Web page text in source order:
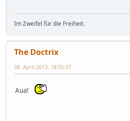
Im Zweifel für die Freiheit.
The Doctrix
08. April 2013, 18:55:37
Aua!